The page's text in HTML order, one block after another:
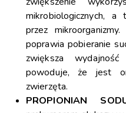
mikrobiologicznych,
przez
poprawia pobieranie
zwiększa
powoduje, że jest
zwierzęta.
PROPIONIAN